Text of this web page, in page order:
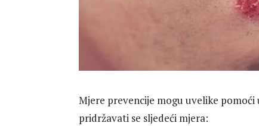
Mjere prevencije mogu uvelike pomoći
pridržavati se sljedeći mjera: